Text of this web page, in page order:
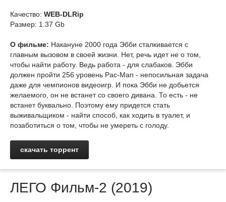
Качество: WEB-DLRip
Размер: 1.37 Gb
О фильме: Накануне 2000 года Эбби сталкивается с
главным вызовом в своей жизни. Нет, речь идет не о том,
чтобы найти работу. Ведь работа - для слабаков. Эбби
должен пройти 256 уровень Pac-Man - непосильная задача
даже для чемпионов видеоигр. И пока Эбби не добьется
желаемого, он не встанет со своего дивана. То есть - не
встанет буквально. Поэтому ему придется стать
выживальщиком - найти способ, как ходить в туалет, и
позаботиться о том, чтобы не умереть с голоду.
скачать торрент
ЛЕГО Фильм-2 (2019)